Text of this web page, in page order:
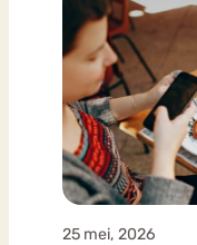
25 mei, 2026